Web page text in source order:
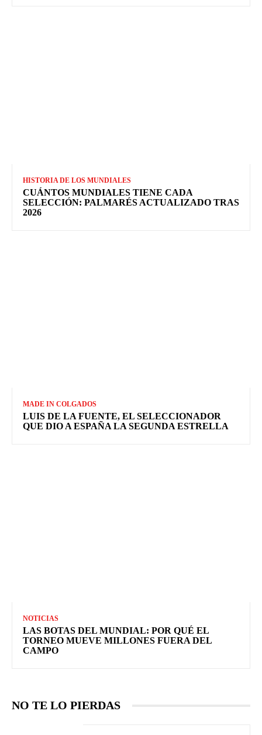
HISTORIA DE LOS MUNDIALES
CUÁNTOS MUNDIALES TIENE CADA
SELECCIÓN: PALMARÉS ACTUALIZADO TRAS
2026
MADE IN COLGADOS
LUIS DE LA FUENTE, EL SELECCIONADOR
QUE DIO A ESPAÑA LA SEGUNDA ESTRELLA
NOTICIAS
LAS BOTAS DEL MUNDIAL: POR QUÉ EL
TORNEO MUEVE MILLONES FUERA DEL
CAMPO
NO TE LO PIERDAS